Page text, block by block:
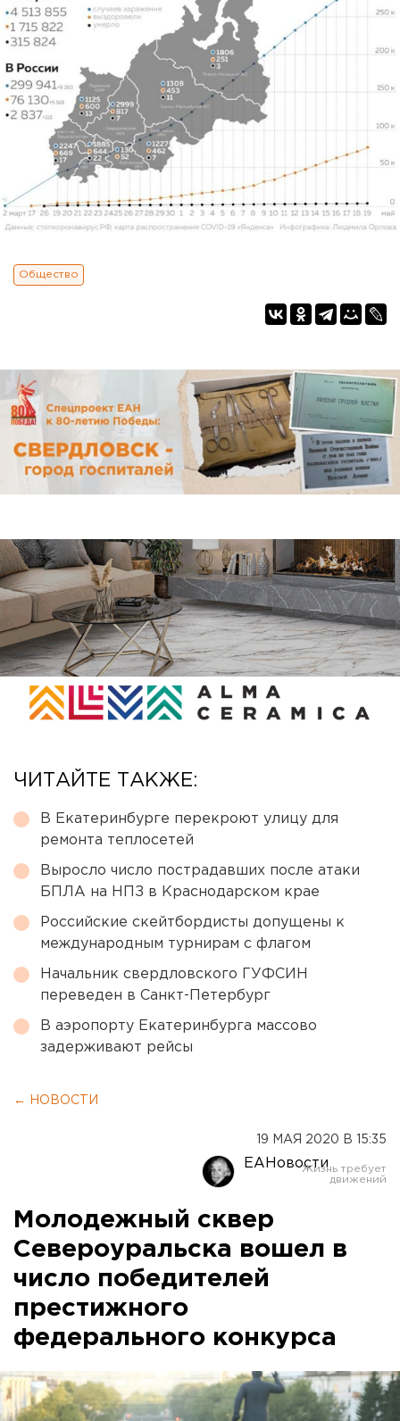
Общество
ЧИТАЙТЕ ТАКЖЕ:
В Екатеринбурге перекроют улицу для
ремонта теплосетей
Выросло число пострадавших после атаки
БПЛА на НПЗ в Краснодарском крае
Российские скейтбордисты допущены к
международным турнирам с флагом
Начальник свердловского ГУФСИН
переведен в Санкт-Петербург
В аэропорту Екатеринбурга массово
задерживают рейсы
← НОВОСТИ
19 МАЯ 2020 В 15:35
ЕАНовости
Молодежный сквер
Североуральска вошел в
число победителей
престижного
федерального конкурса